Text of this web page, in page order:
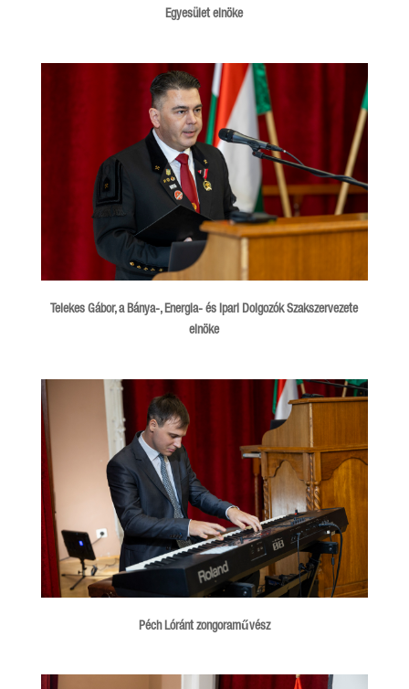
Egyesület elnöke
Telekes Gábor, a Bánya-, Energia- és Ipari Dolgozók Szakszervezete
elnöke
Péch Lóránt zongoraművész